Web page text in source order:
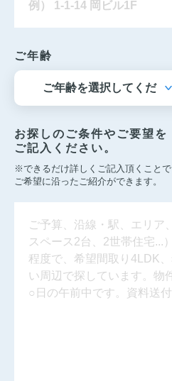
ご年齢
お探しのご条件やご要望を
ご記入ください。
※できるだけ詳しくご記入頂くことで
ご希望に沿ったご紹介ができます。